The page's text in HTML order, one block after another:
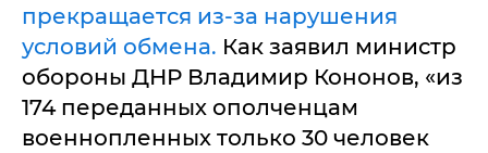
прекращается из-за нарушения
условий обмена. Как заявил министр
обороны ДНР Владимир Кононов, «из
174 переданных ополченцам
военнопленных только 30 человек